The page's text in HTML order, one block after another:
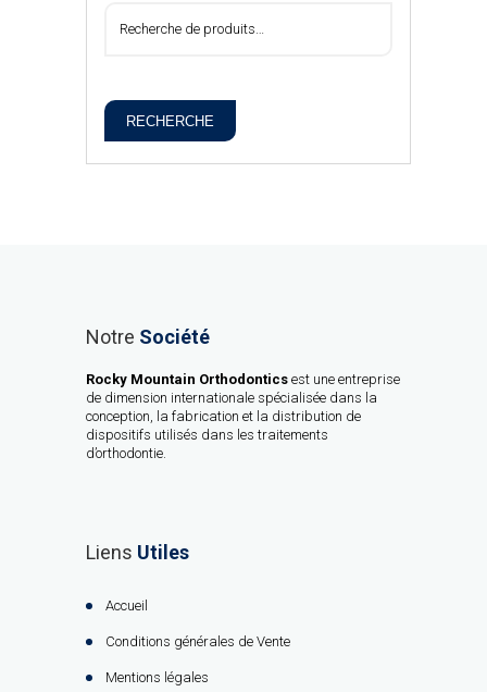
RECHERCHE
Notre Société
Rocky Mountain Orthodontics est une entreprise
de dimension internationale spécialisée dans la
conception, la fabrication et la distribution de
dispositifs utilisés dans les traitements
d’orthodontie.
Liens Utiles
Accueil
Conditions générales de Vente
Mentions légales